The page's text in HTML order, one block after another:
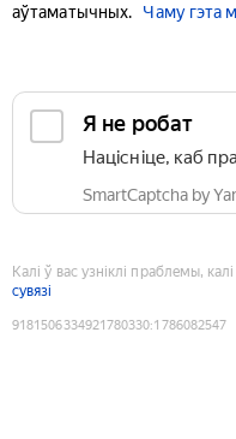
аўтаматычных.
Чаму гэта
Я не робат
Націсніце, каб
SmartCaptcha by
Калі ў вас узніклі праблемы,
сувязі
9181506334921780330:1786082547